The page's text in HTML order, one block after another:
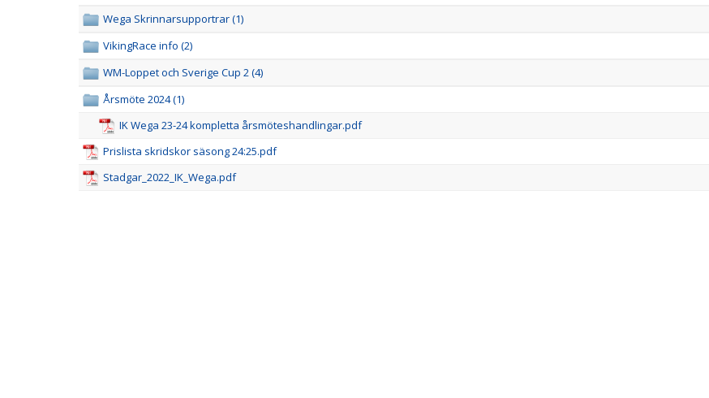
Wega Skrinnarsupportrar (1)
VikingRace info (2)
WM-Loppet och Sverige Cup 2 (4)
Årsmöte 2024 (1)
IK Wega 23-24 kompletta årsmöteshandlingar.pdf
Prislista skridskor säsong 24:25.pdf
Stadgar_2022_IK_Wega.pdf